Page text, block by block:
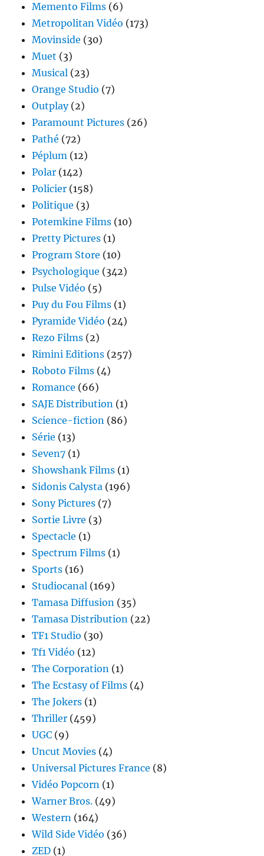
Memento Films (6)
Metropolitan Vidéo (173)
Movinside (30)
Muet (3)
Musical (23)
Orange Studio (7)
Outplay(2)
Paramount Pictures (26)
Pathé (72)
Péplum (12)
Polar (142)
Policier (158)
Politique (3)
Potemkine Films (10)
Pretty Pictures (1)
Program Store (10)
Psychologique (342)
Pulse Vidéo (5)
Puy du Fou Films (1)
Pyramide Vidéo (24)
Rezo Films (2)
Rimini Editions (257)
Roboto Films (4)
Romance (66)
SAJE Distribution (1)
Science-fiction (86)
Série (13)
Seven7 (1)
Showshank Films (1)
Sidonis Calysta (196)
Sony Pictures (7)
Sortie Livre (3)
Spectacle (1)
Spectrum Films (1)
Sports (16)
Studiocanal (169)
Tamasa Diffusion (35)
Tamasa Distribution (22)
TF1 Studio (30)
Tf1 Vidéo (12)
The Corporation (1)
The Ecstasy of Films (4)
The Jokers (1)
Thriller (459)
UGC (9)
Uncut Movies (4)
Universal Pictures France (8)
Vidéo Popcorn (1)
Warner Bros. (49)
Western (164)
Wild Side Vidéo (36)
ZED (1)